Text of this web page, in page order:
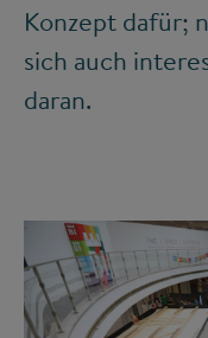
Konzept dafür;
sich auch
daran.